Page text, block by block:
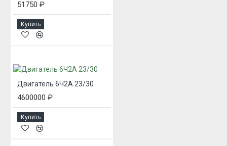
51750 ₽
Купить
Двигатель 6Ч2А 23/30
4600000 ₽
Купить